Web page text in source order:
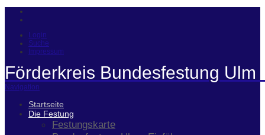
Login
Suche
Impressum
Förderkreis Bundesfestung Ulm
Navigation
Startseite
Die Festung
Festungskarte